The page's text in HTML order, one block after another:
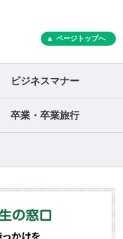
ページトップへ
ビジネスマナー
卒業・卒業旅行